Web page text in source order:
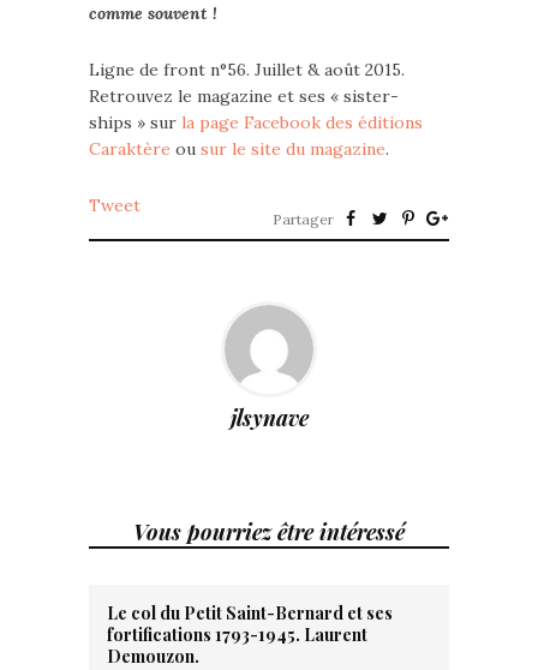
comme souvent !
Ligne de front n°56. Juillet & août 2015.
Retrouvez le magazine et ses « sister-
ships » sur la page Facebook des éditions
Caraktère ou sur le site du magazine.
Tweet
Partager
jlsynave
Vous pourriez être intéressé
Le col du Petit Saint-Bernard et ses
fortifications 1793-1945. Laurent
Demouzon.